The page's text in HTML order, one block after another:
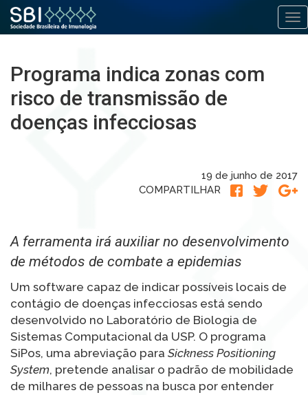
o
conteúdo
Programa indica zonas com
risco de transmissão de
doenças infecciosas
19 de junho de 2017
COMPARTILHAR
A ferramenta irá auxiliar no desenvolvimento
de métodos de combate a epidemias
Um software capaz de indicar possíveis locais de
contágio de doenças infecciosas está sendo
desenvolvido no Laboratório de Biologia de
Sistemas Computacional da USP. O programa
SiPos, uma abreviação para Sickness Positioning
System, pretende analisar o padrão de mobilidade
de milhares de pessoas na busca por entender